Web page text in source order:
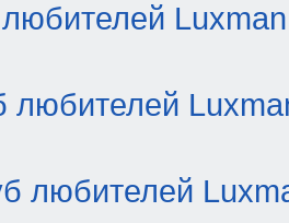
Luxman
любителей
любителей